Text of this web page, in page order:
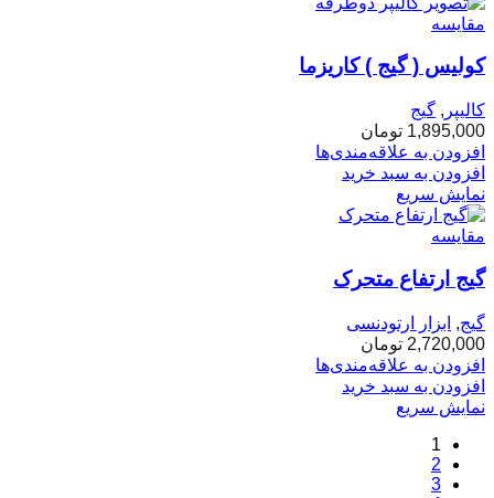
مقایسه
کولیس ( گیج ) کاریزما
کالیپر , گیج
1,895,000 تومان
افزودن به علاقه‌مندی‌ها
افزودن به سبد خرید
نمایش سریع
مقایسه
گیج ارتفاع متحرک
گیج, ابزار ارتودنسی
2,720,000 تومان
افزودن به علاقه‌مندی‌ها
افزودن به سبد خرید
نمایش سریع
1
2
3